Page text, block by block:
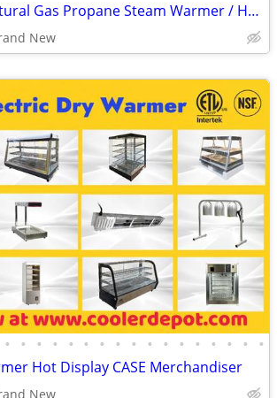
Steam Table Natural Gas Propane Steam Warmer / Hot Display /
New
• • • • • • • • • • • • • • • • •
Hot Display CASE Merchandiser
New